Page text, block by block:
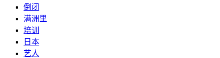
倒闭
满洲里
培训
日本
艺人